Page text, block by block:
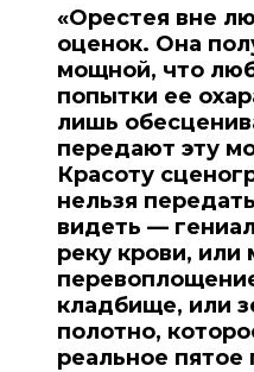
«Орестея вне
оценок. Она
мощной, что
попытки ее
лишь
передают эту
Красоту
нельзя
видеть —
реку крови, или
кладбище, или
полотно,
реальное пятое